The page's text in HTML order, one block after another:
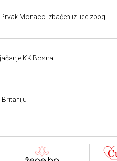
Monaco izbačen iz lige zbog
KK Bosna
Britaniju